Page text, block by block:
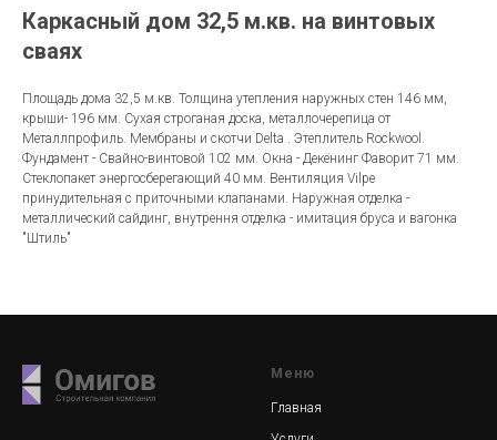
Каркасный дом 32,5 м.кв. на винтовых
сваях
Площадь дома 32,5 м.кв. Толщина утепления наружных стен 146 мм,
крыши- 196 мм. Сухая строганая доска, металлочерепица от
Металлпрофиль. Мембраны и скотчи Delta . Этеплитель Rockwool.
Фундамент - Свайно-винтовой 102 мм. Окна - Декёнинг Фаворит 71 мм.
Стеклопакет энергосберегающий 40 мм. Вентиляция Vilpe
принудительная с приточными клапанами. Наружная отделка -
металлический сайдинг, внутрення отделка - имитация бруса и вагонка
"Штиль"
Меню
Главная